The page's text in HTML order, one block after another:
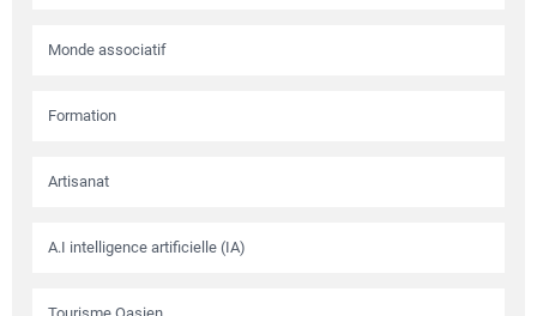
Monde associatif
Formation
Artisanat
A.I intelligence artificielle (IA)